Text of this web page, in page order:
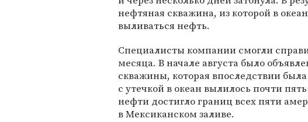
нефтяная скважина, из которой в
выливаться нефть.
Специалисты компании смогли
месяца. В начале августа было
скважины, которая впоследствии
с утечкой в океан вылилось почти
нефти достигло границ всех пяти
в Мексиканском заливе.